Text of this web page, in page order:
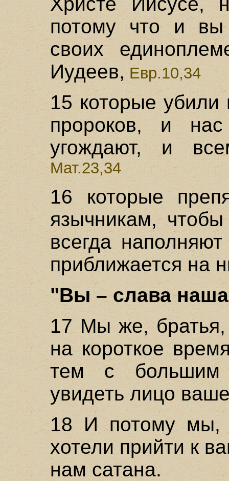
потому что и
своих
Иудеев,Евр.10,34
15 которые убили
пророков, и
угождают, и
Мат.23,34
16 которые
язычникам,
всегда
приближается на
"Вы – слава
17 Мы же,
на короткое
тем с большим
увидеть лицо
18 И потому
хотели прийти к
нам сатана.